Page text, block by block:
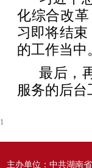
化综合改
习即将结
的工作当中
最后，
服务的后台
1
主办单位：中共湖南